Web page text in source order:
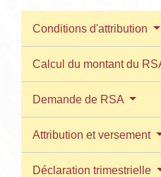
Conditions d'attribution
Calcul du montant du
Demande de RSA
Attribution et versement
Déclaration trimestrielle